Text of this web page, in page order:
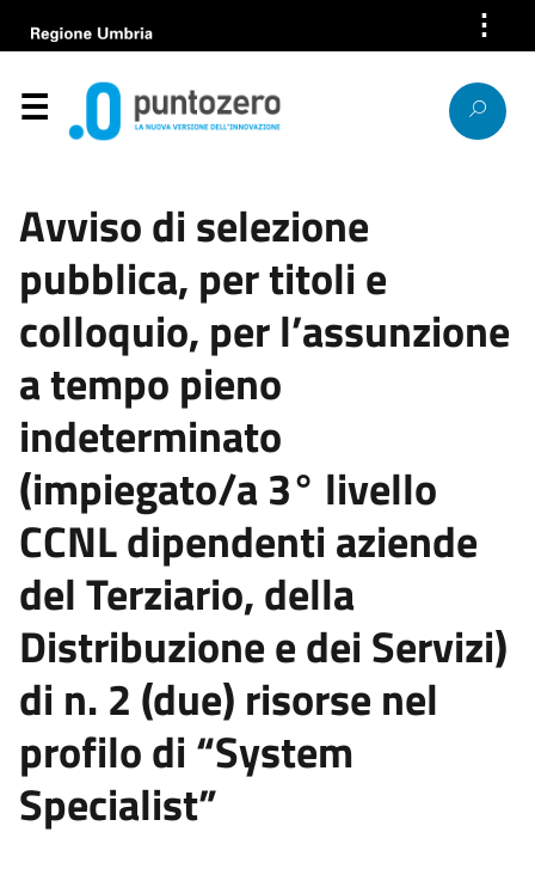
⋮
Azienda
Servizi
Bandi e gare
News
Progetti europei
Lavora con noi
Società trasparente
Avviso di selezione
pubblica, per titoli e
colloquio, per l’assunzione
a tempo pieno
indeterminato
(impiegato/a 3° livello
CCNL dipendenti aziende
del Terziario, della
Distribuzione e dei Servizi)
di n. 2 (due) risorse nel
profilo di “System
Specialist”